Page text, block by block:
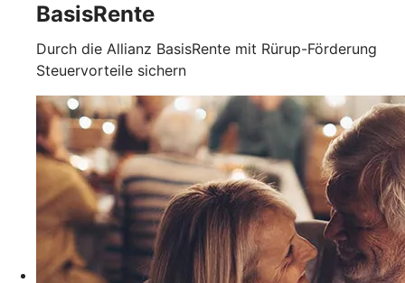
BasisRente
Durch die Allianz BasisRente mit Rürup-Förderung
Steuervorteile sichern